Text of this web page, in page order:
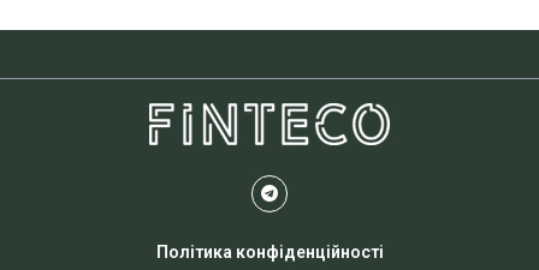
Політика конфіденційності